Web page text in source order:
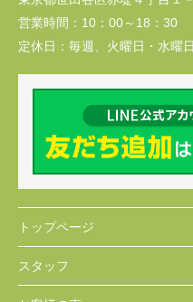
営業時間： 10：00～18：30
定休日： 毎週、火曜日・水曜
トップページ
スタッフ